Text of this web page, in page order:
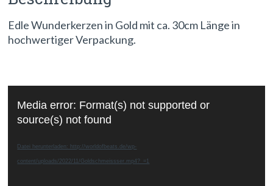
Edle Wunderkerzen in Gold mit ca. 30cm Länge in
hochwertiger Verpackung.
Player
Media error: Format(s) not supported or
source(s) not found
Datei herunterladen: http://worldofbeats.de/wp-
content/uploads/2022/11/Goldschmeissser.mp4?_=1